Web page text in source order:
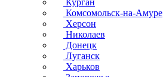
Курган
Комсомольск-на-Амуре
Херсон
Николаев
Донецк
Луганск
Харьков